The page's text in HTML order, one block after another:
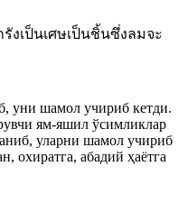
เป็นเศษเป็นชิ้นซึ่งลมจะ
уни шамол учириб кетди.
ям-яшил ўсимликлар
уларни шамол учириб
охиратга, абадий ҳаётга